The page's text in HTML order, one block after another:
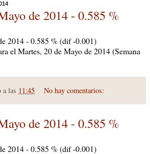
de 2014 - 0.585 %
2014 - 0.585 % (dif -0.001)
el Martes, 20 de Mayo de 2014 (Semana
las 11:45 No hay comentarios:
de 2014 - 0.585 %
2014 - 0.585 % (dif -0.001)